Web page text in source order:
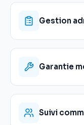
Gestion
Garantie
Suivi